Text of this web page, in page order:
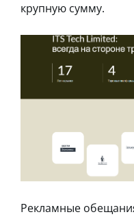
крупную сумму.
Рекламные